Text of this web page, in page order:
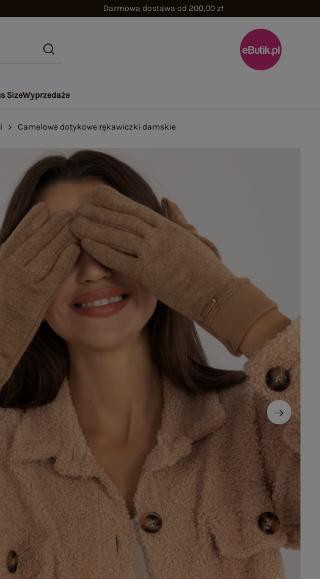
Darmowa dostawa od 200,00 zł
SizeWyprzedaże
Camelowe dotykowe rękawiczki damskie